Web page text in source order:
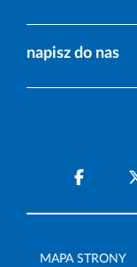
napisz do nas
MAPA STRONY